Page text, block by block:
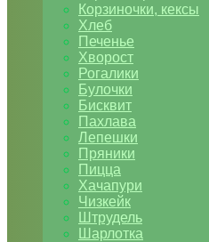
Корзиночки, кексы
Хлеб
Печенье
Хворост
Рогалики
Булочки
Бисквит
Пахлава
Лепешки
Пряники
Пицца
Хачапури
Чизкейк
Штрудель
Шарлотка